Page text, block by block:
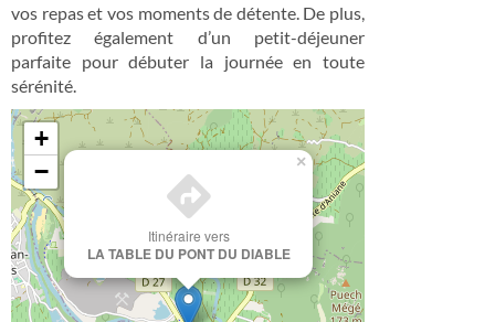
vos repas et vos moments de détente. De plus,
profitez également d’un petit-déjeuner
parfaite pour débuter la journée en toute
sérénité.
Itinéraire vers
LA TABLE DU PONT DU DIABLE
×
+
−